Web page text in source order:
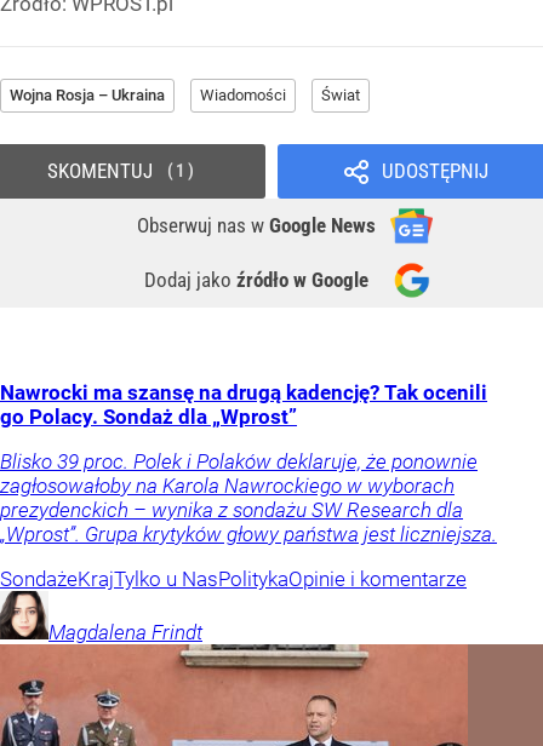
Wojna Rosja – Ukraina Wiadomości Świat
UDOSTĘPNIJ
Obserwuj nas w Google News
Dodaj jako źródło w Google
SKOMENTUJ 1
Nawrocki ma szansę na drugą kadencję? Tak ocenili
go Polacy. Sondaż dla „Wprost”
Blisko 39 proc. Polek i Polaków deklaruje, że ponownie
zagłosowałoby na Karola Nawrockiego w wyborach
prezydenckich – wynika z sondażu SW Research dla
„Wprost”. Grupa krytyków głowy państwa jest liczniejsza.
SondażeKrajTylko u NasPolitykaOpinie i komentarze
Magdalena Frindt